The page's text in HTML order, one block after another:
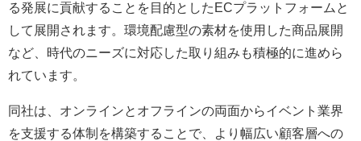
る発展に貢献することを目的としたECプラットフォームと
して展開されます。環境配慮型の素材を使用した商品展開
など、時代のニーズに対応した取り組みも積極的に進めら
れています。
同社は、オンラインとオフラインの両面からイベント業界
を支援する体制を構築することで、より幅広い顧客層への